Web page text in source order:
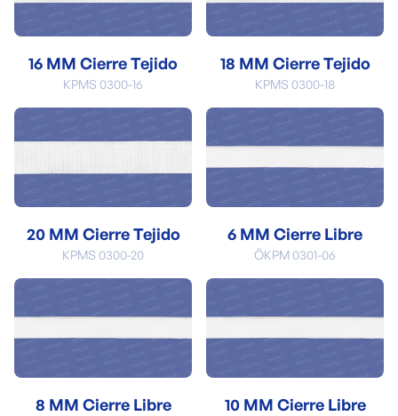
16 MM Cierre Tejido
KPMS 0300-16
18 MM Cierre Tejido
KPMS 0300-18
20 MM Cierre Tejido
KPMS 0300-20
6 MM Cierre Libre
ÖKPM 0301-06
8 MM Cierre Libre 10 MM Cierre Libre